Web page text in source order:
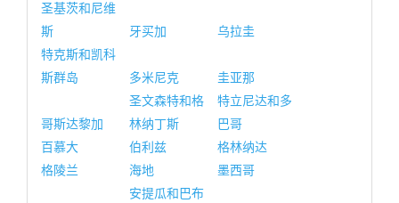
圣基茨和尼维
斯
牙买加
乌拉圭
特克斯和凯科
斯群岛
多米尼克 圭亚那
哥斯达黎加
圣文森特和格
林纳丁斯
特立尼达和多
巴哥
百慕大
伯利兹
格林纳达
格陵兰
海地 墨西哥
安提瓜和巴布